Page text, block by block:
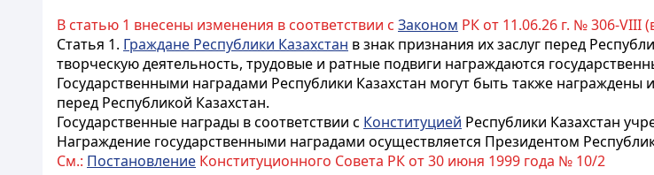
В статью 1 внесены изменения в соответствии с Законом РК от 11.06.26 г. № 306-VIII
Статья 1. Граждане Республики Казахстан в знак признания их заслуг перед
творческую деятельность, трудовые и ратные подвиги награждаются
Государственными наградами Республики Казахстан могут быть также
перед Республикой Казахстан.
Государственные награды в соответствии с Конституцией Республики Казахстан
Награждение государственными наградами осуществляется Президентом
См.: Постановление Конституционного Совета РК от 30 июня 1999 года № 10/2